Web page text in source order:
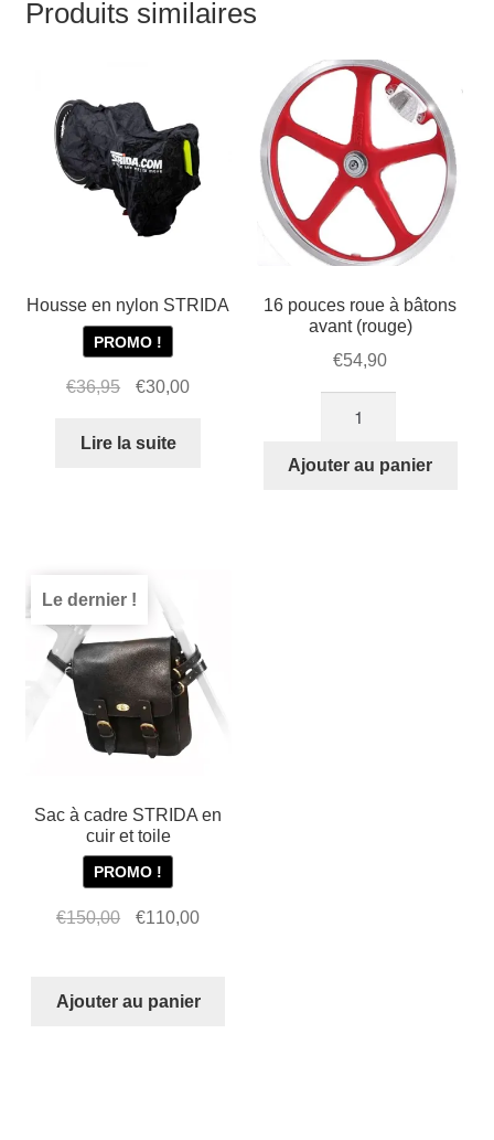
Produits similaires
Housse en nylon STRIDA
PROMO !
€36,95
Le
initial
€30,00Le
Lire la suite
16 pouces roue à bâtons
avant (rouge)
€54,90
16
Ajouter au panier
Sac à cadre STRIDA en
cuir et toile
PROMO !
€150,00
Le
était :
€110,00Le
est :
Le dernier !
Ajouter au panier